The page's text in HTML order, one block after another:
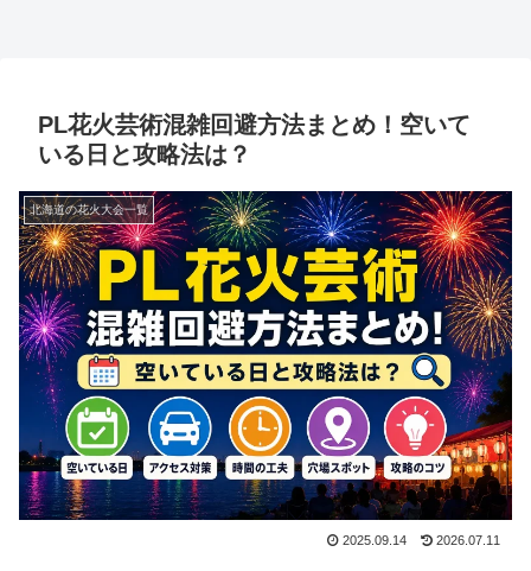
PL花火芸術混雑回避方法まとめ！空いて
いる日と攻略法は？
北海道の花火大会一覧
2025.09.14 2026.07.11